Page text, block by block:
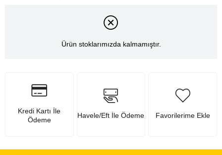
Ürün stoklarımızda kalmamıştır.
Kredi Kartı İle
Ödeme
Havele/Eft İle Ödeme Favorilerime Ekle